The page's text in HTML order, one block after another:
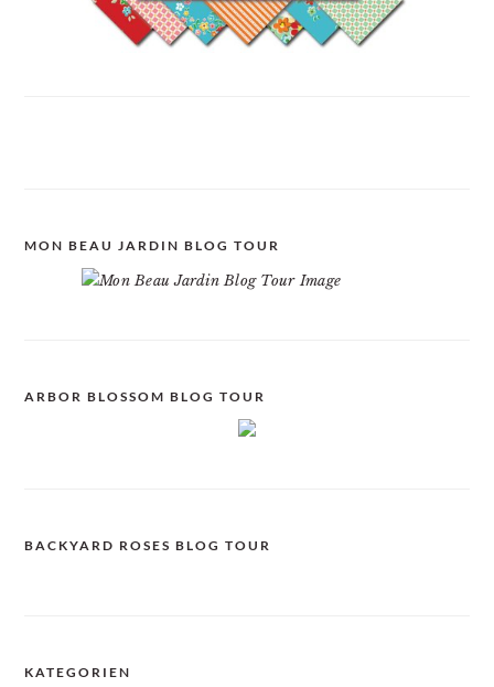
MON BEAU JARDIN BLOG TOUR
ARBOR BLOSSOM BLOG TOUR
BACKYARD ROSES BLOG TOUR
KATEGORIEN